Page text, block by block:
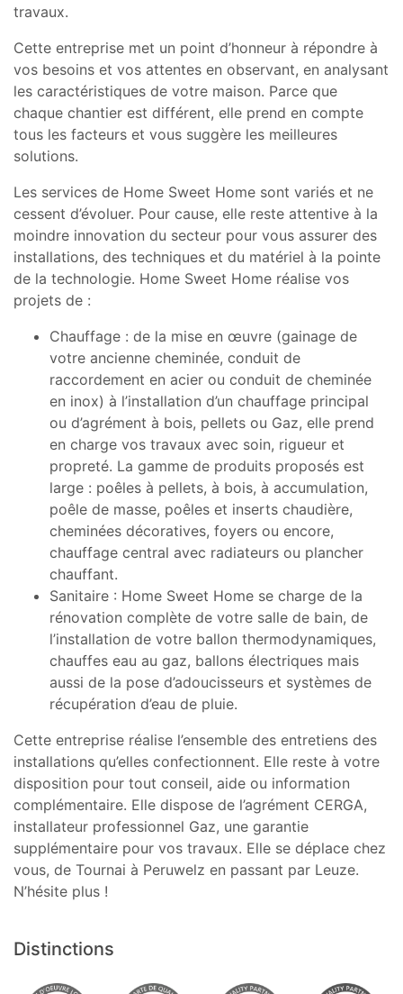
travaux.
Cette entreprise met un point d’honneur à répondre à
vos besoins et vos attentes en observant, en analysant
les caractéristiques de votre maison. Parce que
chaque chantier est différent, elle prend en compte
tous les facteurs et vous suggère les meilleures
solutions.
Les services de Home Sweet Home sont variés et ne
cessent d’évoluer. Pour cause, elle reste attentive à la
moindre innovation du secteur pour vous assurer des
installations, des techniques et du matériel à la pointe
de la technologie. Home Sweet Home réalise vos
projets de :
Chauffage : de la mise en œuvre (gainage de
votre ancienne cheminée, conduit de
raccordement en acier ou conduit de cheminée
en inox) à l’installation d’un chauffage principal
ou d’agrément à bois, pellets ou Gaz, elle prend
en charge vos travaux avec soin, rigueur et
propreté. La gamme de produits proposés est
large : poêles à pellets, à bois, à accumulation,
poêle de masse, poêles et inserts chaudière,
cheminées décoratives, foyers ou encore,
chauffage central avec radiateurs ou plancher
chauffant.
Sanitaire : Home Sweet Home se charge de la
rénovation complète de votre salle de bain, de
l’installation de votre ballon thermodynamiques,
chauffes eau au gaz, ballons électriques mais
aussi de la pose d’adoucisseurs et systèmes de
récupération d’eau de pluie.
Cette entreprise réalise l’ensemble des entretiens des
installations qu’elles confectionnent. Elle reste à votre
disposition pour tout conseil, aide ou information
complémentaire. Elle dispose de l’agrément CERGA,
installateur professionnel Gaz, une garantie
supplémentaire pour vos travaux. Elle se déplace chez
vous, de Tournai à Peruwelz en passant par Leuze.
N’hésite plus !
Distinctions